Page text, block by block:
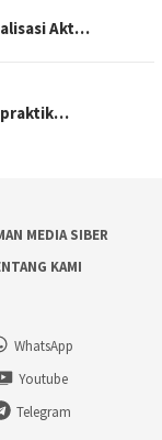
Akt…
MEDIA SIBER
KAMI
WhatsApp
Youtube
Telegram